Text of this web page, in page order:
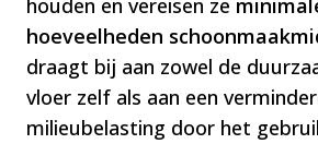
houden en vereisen ze
hoeveelheden
draagt bij aan zowel de
vloer zelf als aan een
milieubelasting door het